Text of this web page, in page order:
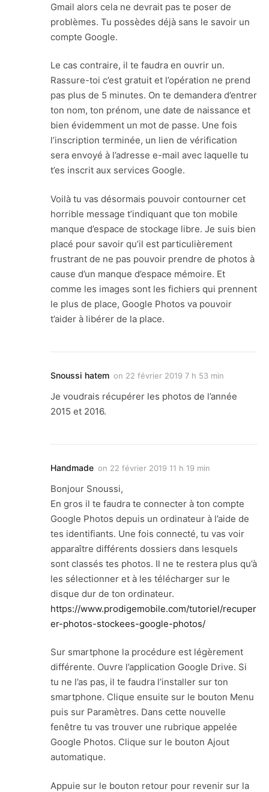
Gmail alors cela ne devrait pas te poser de
problèmes. Tu possèdes déjà sans le savoir un
compte Google.
Le cas contraire, il te faudra en ouvrir un.
Rassure-toi c’est gratuit et l’opération ne prend
pas plus de 5 minutes. On te demandera d’entrer
ton nom, ton prénom, une date de naissance et
bien évidemment un mot de passe. Une fois
l’inscription terminée, un lien de vérification
sera envoyé à l’adresse e-mail avec laquelle tu
t’es inscrit aux services Google.
Voilà tu vas désormais pouvoir contourner cet
horrible message t’indiquant que ton mobile
manque d’espace de stockage libre. Je suis bien
placé pour savoir qu’il est particulièrement
frustrant de ne pas pouvoir prendre de photos à
cause d’un manque d’espace mémoire. Et
comme les images sont les fichiers qui prennent
le plus de place, Google Photos va pouvoir
t’aider à libérer de la place.
Snoussi hatem on 22 février 2019 7 h 53 min
Je voudrais récupérer les photos de l’année
2015 et 2016.
Handmade on 22 février 2019 11 h 19 min
Bonjour Snoussi,
En gros il te faudra te connecter à ton compte
Google Photos depuis un ordinateur à l’aide de
tes identifiants. Une fois connecté, tu vas voir
apparaître différents dossiers dans lesquels
sont classés tes photos. Il ne te restera plus qu’à
les sélectionner et à les télécharger sur le
disque dur de ton ordinateur.
https://www.prodigemobile.com/tutoriel/recuper
er-photos-stockees-google-photos/
Sur smartphone la procédure est légèrement
différente. Ouvre l’application Google Drive. Si
tu ne l’as pas, il te faudra l’installer sur ton
smartphone. Clique ensuite sur le bouton Menu
puis sur Paramètres. Dans cette nouvelle
fenêtre tu vas trouver une rubrique appelée
Google Photos. Clique sur le bouton Ajout
automatique.
Appuie sur le bouton retour pour revenir sur la